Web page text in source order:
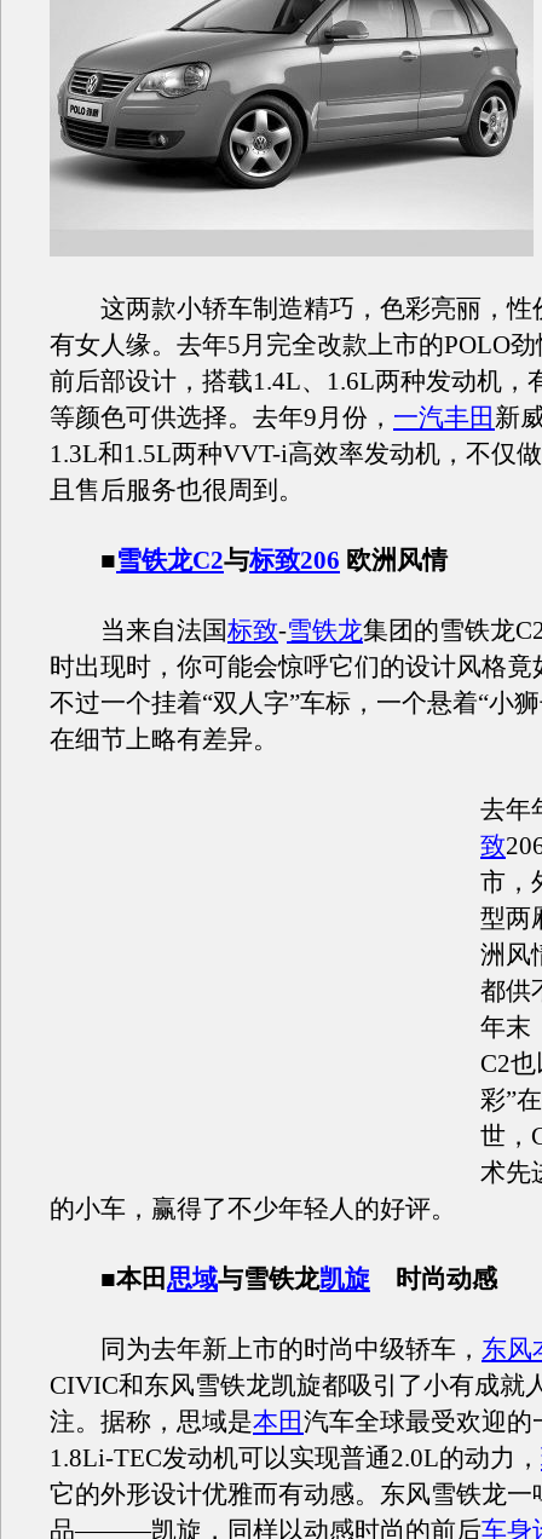
这两款小轿车制造精巧，色彩亮丽，性
有女人缘。去年5月完全改款上市的POLO
前后部设计，搭载1.4L、1.6L两种发动机，
等颜色可供选择。去年9月份， 一汽丰田 新
1.3L和1.5L两种VVT-i高效率发动机，不仅
且售后服务也很周到。
■雪铁龙C2与标致206 欧洲风情
当来自法国标致-雪铁龙集团的雪铁龙
时出现时，你可能会惊呼它们的设计风格竟
不过一个挂着“双人字”车标，一个悬着“小
在细节上略有差异。
去年
致
市，
型两
洲风
都供
年末
C2
彩”
世，
术先
的小车，赢得了不少年轻人的好评。
■本田思域与雪铁龙凯旋 时尚动感
同为去年新上市的时尚中级轿车， 东风
CIVIC和东风雪铁龙凯旋都吸引了小有成就
注。据称，思域是本田汽车全球最受欢迎的
1.8Li-TEC发动机可以实现普通2.0L的动力，
它的外形设计优雅而有动感。东风雪铁龙一
品———凯旋，同样以动感时尚的前后车身